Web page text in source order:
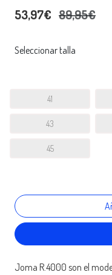
53,97€ 89,95€
Seleccionar talla
41
43
45
Joma R.4000 son el